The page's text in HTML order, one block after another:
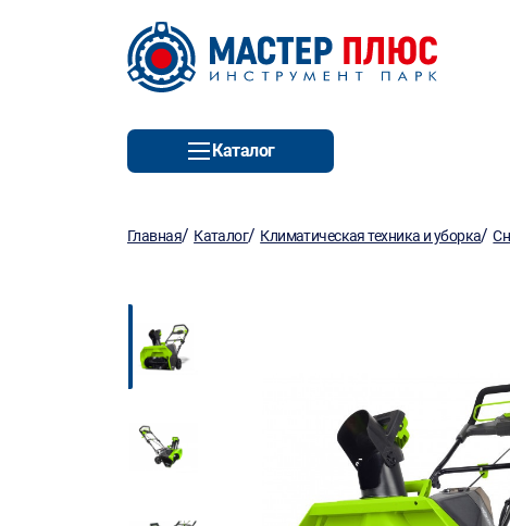
Каталог
Главная/ Каталог/ Климатическая техника и уборка/